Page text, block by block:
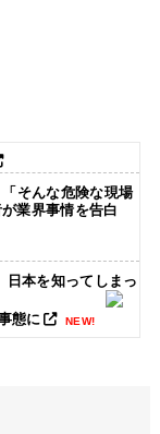
そんな危険な現場
業界事情を告白
本を知ってしまっ
態に NEW!